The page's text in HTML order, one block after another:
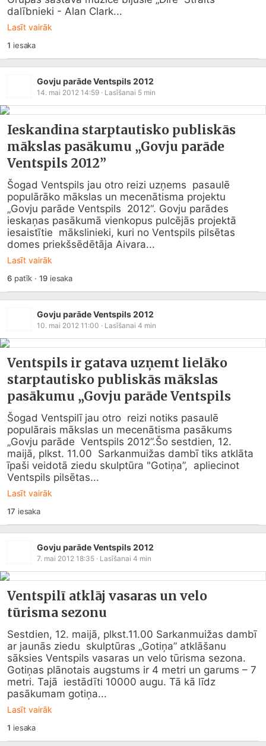
dalībnieki - Alan Clark...
Lasīt vairāk
1 iesaka
Govju parāde Ventspils 2012
14. mai 2012 14:59 · Lasīšanai 5 min
Ieskandina starptautisko publiskās
mākslas pasākumu „Govju parāde
Ventspils 2012”
Šogad Ventspils jau otro reizi uzņems  pasaulē
populārāko mākslas un mecenātisma projektu
„Govju parāde Ventspils  2012“. Govju parādes
ieskaņas pasākumā vienkopus pulcējās projektā
iesaistītie  mākslinieki, kuri no Ventspils pilsētas
domes priekšsēdētāja Aivara...
Lasīt vairāk
6patīk ·19iesaka
Govju parāde Ventspils 2012
10. mai 2012 11:00 · Lasīšanai 4 min
Ventspils ir gatava uzņemt lielāko
starptautisko publiskās mākslas
pasākumu „Govju parāde Ventspils
Šogad Ventspilī jau otro  reizi notiks pasaulē
populārais mākslas un mecenātisma pasākums
„Govju parāde  Ventspils 2012”.Šo sestdien, 12.
maijā, plkst. 11.00  Sarkanmuižas dambī tiks atklāta
īpaši veidotā ziedu skulptūra "Gotiņa”,  apliecinot
Ventspils pilsētas...
Lasīt vairāk
17 iesaka
Govju parāde Ventspils 2012
7. mai 2012 18:35 · Lasīšanai 4 min
Ventspilī atklāj vasaras un velo
tūrisma sezonu
Sestdien, 12. maijā, plkst.11.00 Sarkanmuižas dambī
ar jaunās ziedu  skulptūras „Gotiņa” atklāšanu
sāksies Ventspils vasaras un velo tūrisma sezona.
Gotiņas plānotais augstums ir 4 metri un garums – 7
metri. Tajā  iestādīti 10000 augu. Tā kā līdz
pasākumam gotiņa...
Lasīt vairāk
1 iesaka